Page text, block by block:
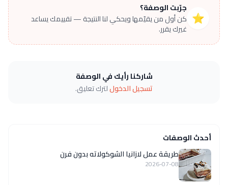
⭐
جرّبت الوصفة؟
كن أول من يقيّمها ويحكي لنا النتيجة — تقييمك يساعد
غيرك يقرر.
شاركنا رأيك في الوصفة
تسجيل الدخوللترك تعليق.
أحدث الوصفات
طريقة عمل لازانيا الشوكولاته بدون فرن
2026-07-08